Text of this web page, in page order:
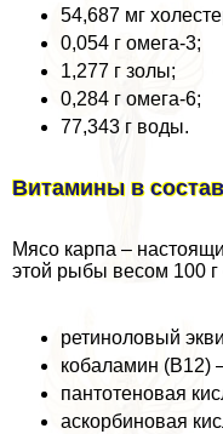
54,687 мг
0,054 г омега-3;
1,277 г золы;
0,284 г омега-6;
77,343 г воды.
Витамины в
Мясо карпа –
этой рыбы весом 100 г
ретиноловый
кобаламин (B12)
пантотеновая
аскорбиновая